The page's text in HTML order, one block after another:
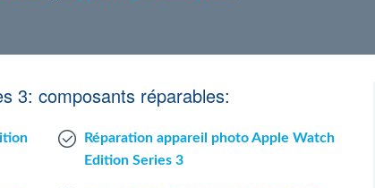
3: composants réparables:
Réparation appareil photo Apple Watch
Edition Series 3